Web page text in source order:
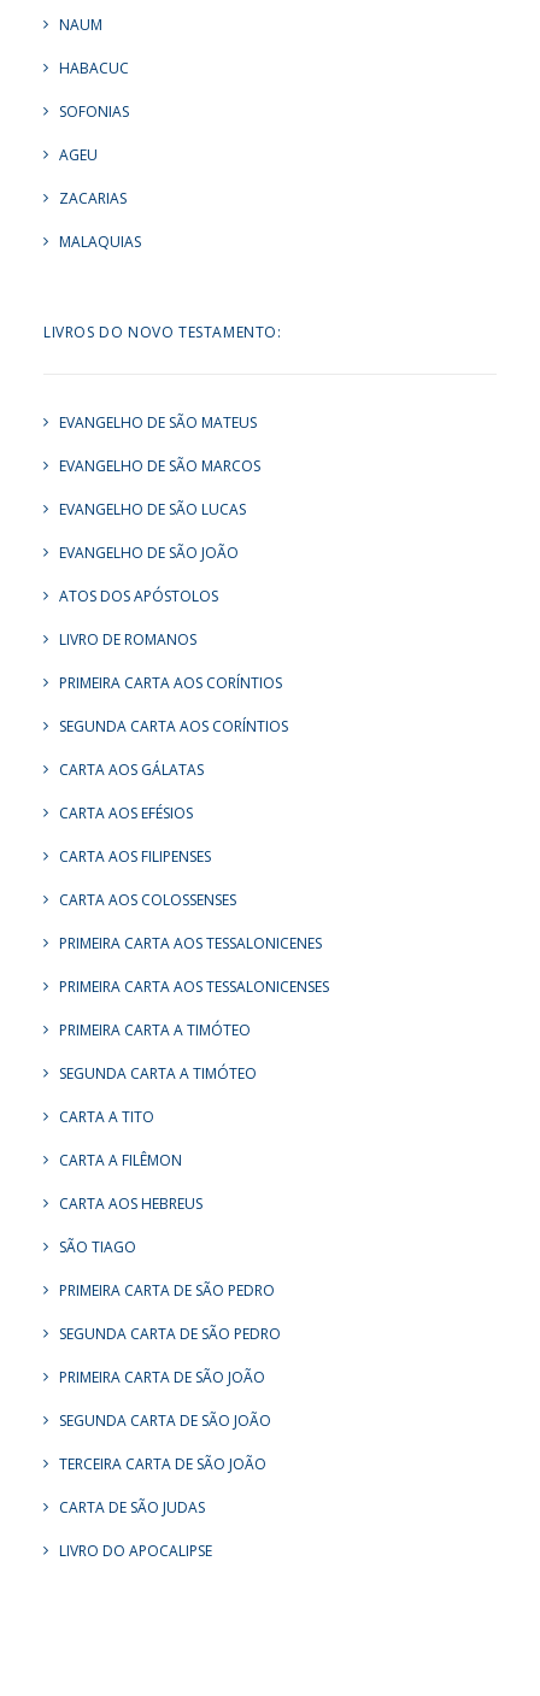
NAUM
HABACUC
SOFONIAS
AGEU
ZACARIAS
MALAQUIAS
LIVROS DO NOVO TESTAMENTO:
EVANGELHO DE SÃO MATEUS
EVANGELHO DE SÃO MARCOS
EVANGELHO DE SÃO LUCAS
EVANGELHO DE SÃO JOÃO
ATOS DOS APÓSTOLOS
LIVRO DE ROMANOS
PRIMEIRA CARTA AOS CORÍNTIOS
SEGUNDA CARTA AOS CORÍNTIOS
CARTA AOS GÁLATAS
CARTA AOS EFÉSIOS
CARTA AOS FILIPENSES
CARTA AOS COLOSSENSES
PRIMEIRA CARTA AOS TESSALONICENES
PRIMEIRA CARTA AOS TESSALONICENSES
PRIMEIRA CARTA A TIMÓTEO
SEGUNDA CARTA A TIMÓTEO
CARTA A TITO
CARTA A FILÊMON
CARTA AOS HEBREUS
SÃO TIAGO
PRIMEIRA CARTA DE SÃO PEDRO
SEGUNDA CARTA DE SÃO PEDRO
PRIMEIRA CARTA DE SÃO JOÃO
SEGUNDA CARTA DE SÃO JOÃO
TERCEIRA CARTA DE SÃO JOÃO
CARTA DE SÃO JUDAS
LIVRO DO APOCALIPSE